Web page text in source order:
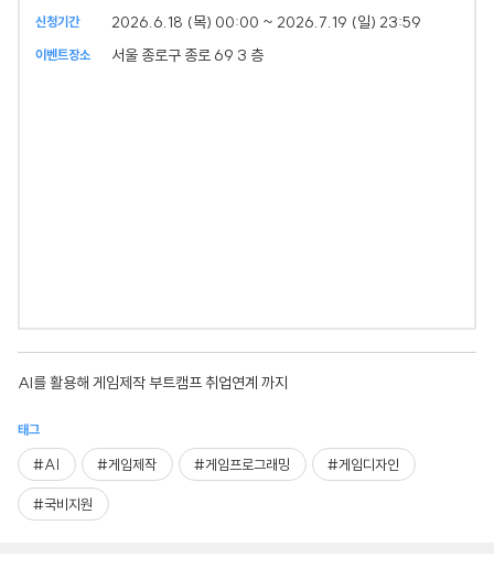
신청기간 2026.6.18 (목) 00:00 ~ 2026.7.19 (일) 23:59
이벤트장소 서울 종로구 종로 69 3 층
AI를 활용해 게임제작 부트캠프 취업연계 까지
태그
#AI #게임제작 #게임프로그래밍 #게임디자인
#국비지원